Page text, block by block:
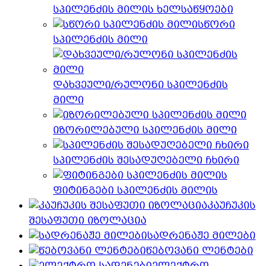
სპილენძის მილის ხელსაწყოები
სწორი
სპილენძის მილი
დახვეული/რულონი სპილენძის
მილი
იზორილებული სპილენძის მილი
სპილენძის შესადუღებელი ჩხირი
ფიტინგები სპილენძის მილის
კაუჩუკის
შესაფუთი იზოლაცია
სადრენაჟე მილები
წებოვანი ლენტები